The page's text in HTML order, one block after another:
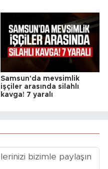
Samsun'da mevsimlik
işçiler arasında silahlı
kavga! 7 yaralı